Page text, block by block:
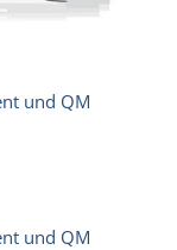
und QM
und QM